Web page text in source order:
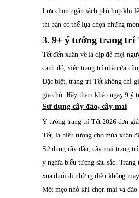
Lựa chọn ngân sách phù hợp khi
thì bạn có thể lựa chọn những
3. 9+ ý tưởng trang trí
Tết đến xuân về là dịp để mọi
cạnh đó, việc trang trí nhà cửa
Đặc biệt, trang trí Tết không chỉ
gia chủ. Hãy tham khảo ngay 9 ý
Sử dụng cây đào, cây mai
Ý tưởng trang trí Tết 2026 đơn
Tết, là biểu tượng cho mùa xuân
Sử dụng cây đào, cây mai trang
ý nghĩa biểu tượng sâu sắc. Trang
xua đuổi đi những điều không may.
Một mẹo nhỏ khi chọn mai và